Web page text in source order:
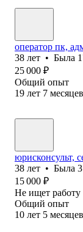
оператор пк,
38 лет • Была
25 000 ₽
Общий опыт
19 лет 7 месяцев
юрисконсульт,
38 лет • Была
15 000 ₽
Не ищет работу
Общий опыт
10 лет 5 месяцев